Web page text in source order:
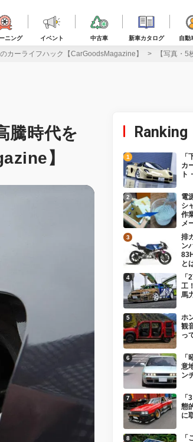
ニング イベント 中古車 新車カタログ 自動
カーライフハック【CarGoodsMagazine】 【写真・
騰時代を
】
Ranking
カ
ト
電
シ
作
メ
排
ン
と
工
馬
ホ
観
っ
意
ン
態
に